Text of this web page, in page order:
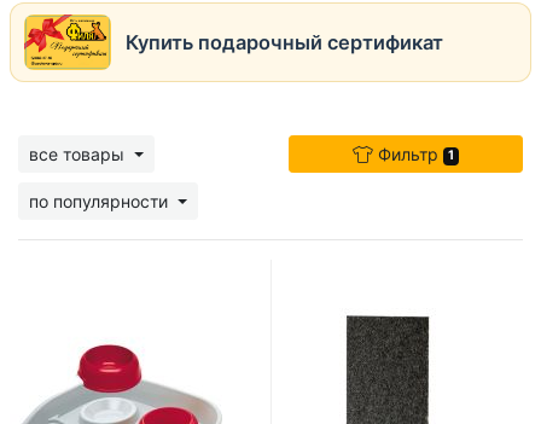
Купить подарочный сертификат
все товары
по популярности
Фильтр 1